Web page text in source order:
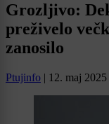
Grozljivo:
preživelo
zanosilo
Ptujinfo | 12. maj